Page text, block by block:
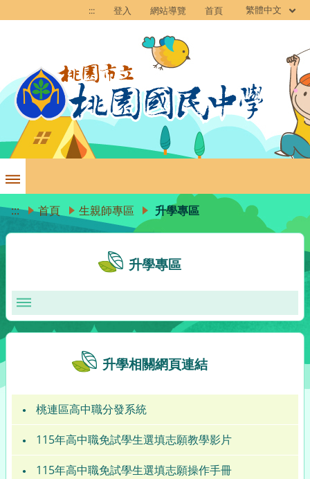
::: 登入 網站導覽 首頁 繁體中文
::: 首頁 生親師專區 升學專區
升學專區
升學相關網頁連結
桃連區高中職分發系統
115年高中職免試學生選填志願教學影片
115年高中職免試學生選填志願操作手冊